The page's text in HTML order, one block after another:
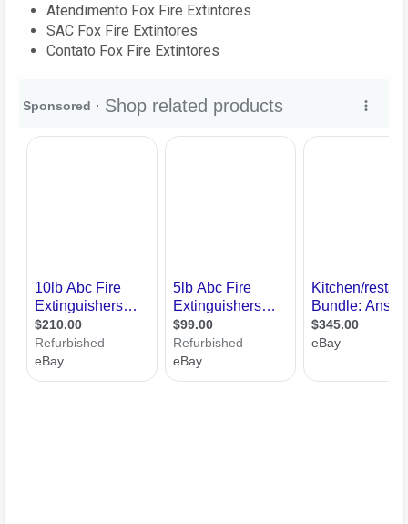
Atendimento Fox Fire Extintores
SAC Fox Fire Extintores
Contato Fox Fire Extintores